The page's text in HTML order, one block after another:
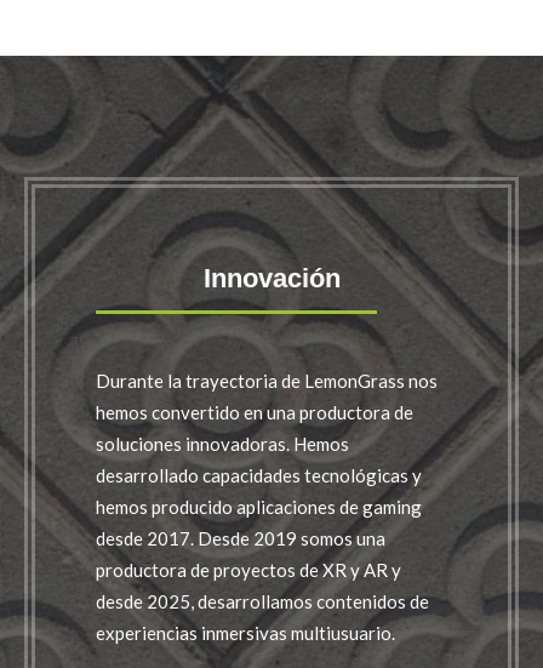
Innovación
Durante la trayectoria de LemonGrass nos
hemos convertido en una productora de
soluciones innovadoras. Hemos
desarrollado capacidades tecnológicas y
hemos producido aplicaciones de gaming
desde 2017. Desde 2019 somos una
productora de proyectos de XR y AR y
desde 2025, desarrollamos contenidos de
experiencias inmersivas multiusuario.